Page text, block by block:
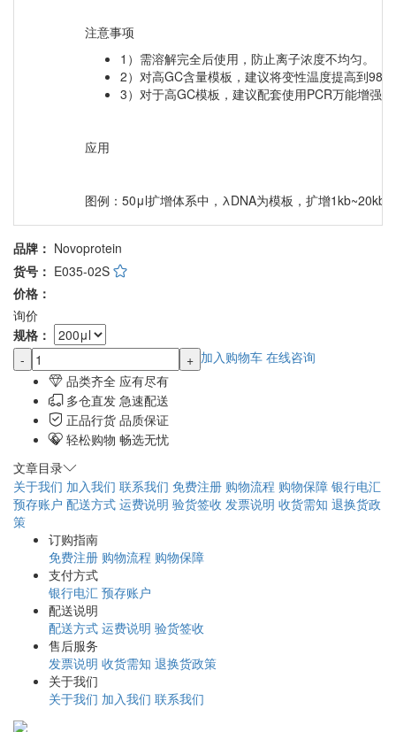
注意事项
1）需溶解完全后使用，防止离子浓度不均匀。
2）对高GC含量模板，建议将变性温度提高到
3）对于高GC模板，建议配套使用PCR万能增强
应用
图例：50μl扩增体系中，λDNA为模板，扩增1kb~20kb
品牌： Novoprotein
货号： E035-02S
价格：
询价
规格：
-
+ 加入购物车 在线咨询
品类齐全 应有尽有
多仓直发 急速配送
正品行货 品质保证
轻松购物 畅选无忧
文章目录
关于我们 加入我们 联系我们 免费注册 购物流程 购物保障 银行电汇
预存账户 配送方式 运费说明 验货签收 发票说明 收货需知 退换货政
策
订购指南
免费注册 购物流程 购物保障
支付方式
银行电汇 预存账户
配送说明
配送方式 运费说明 验货签收
售后服务
发票说明 收货需知 退换货政策
关于我们
关于我们 加入我们 联系我们